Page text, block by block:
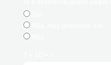
Sim
Não, mas pretendo ser
Não